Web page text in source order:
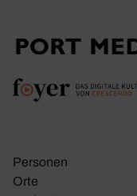
Personen
Orte